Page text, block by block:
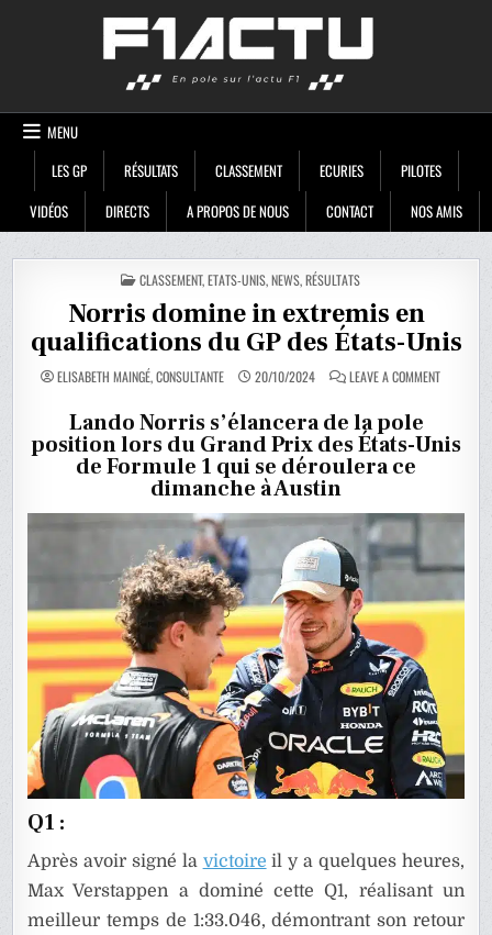
MENU
LES GP
RÉSULTATS CLASSEMENT ECURIES
PILOTES
VIDÉOS
DIRECTS A PROPOS DE NOUS CONTACT NOS AMIS
POSTED
IN
CLASSEMENT,ETATS-UNIS,NEWS,RÉSULTATS
Norris domine in extremis en
qualifications du GP des États-Unis
ELISABETH MAINGÉ, CONSULTANTE 20/10/2024 LEAVE A COMMENTON
EN
Lando Norris s’élancera de la pole
position lors du Grand Prix des États-Unis
de Formule 1 qui se déroulera ce
dimanche à Austin
Q1 :
Après avoir signé la victoire il y a quelques heures,
Max Verstappen a dominé cette Q1, réalisant un
meilleur temps de 1:33.046, démontrant son retour